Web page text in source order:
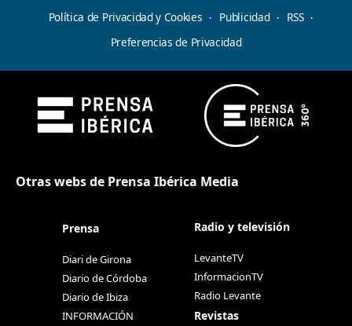
Política de Privacidad y Cookies
Publicidad
RSS
Preferencias de Privacidad
Otras webs de Prensa Ibérica Media
Prensa
Diari de Girona
Diario de Córdoba
Diario de Ibiza
INFORMACIÓN
Radio y televisión
LevanteTV
InformacionTV
Radio Levante
Revistas